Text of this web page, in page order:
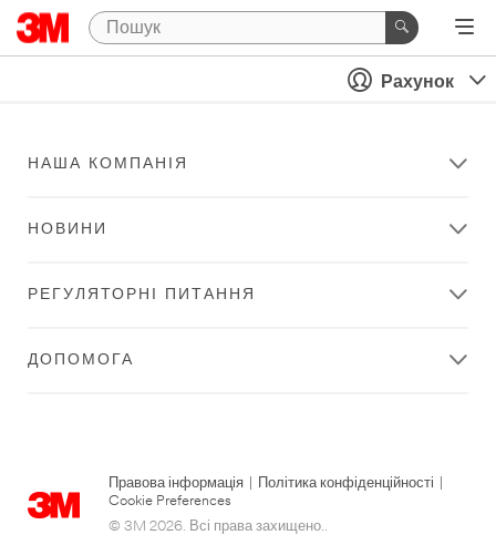
Рахунок
НАША КОМПАНІЯ
НОВИНИ
РЕГУЛЯТОРНІ ПИТАННЯ
ДОПОМОГА
Правова інформація Політика конфіденційності
Cookie Preferences
© 3M 2026. Всі права захищено..